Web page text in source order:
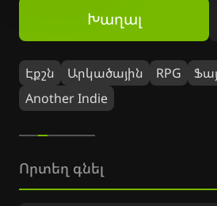
Էքշն Արկածային RPG
Another Indie
Խաղալ
Որտեղ գնել